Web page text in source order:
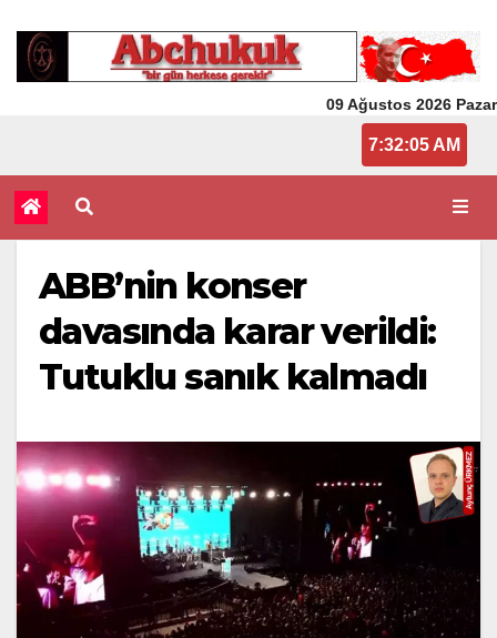
09 Ağustos 2026 Pazar
7:32:05 AM
ABB’nin konser
davasında karar verildi:
Tutuklu sanık kalmadı